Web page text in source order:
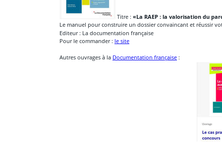
Titre : «La RAEP : la valorisation du
Le manuel pour construire un dossier convaincant et réussir
Editeur : La documentation française
Pour le commander : le site
Autres ouvrages à la Documentation française :